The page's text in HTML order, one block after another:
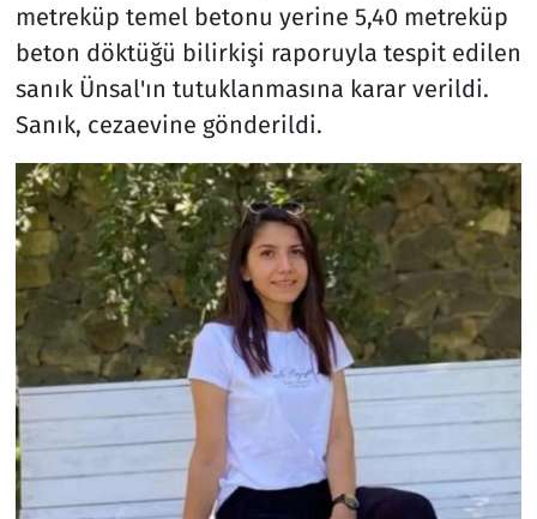
metreküp temel betonu yerine 5,40 metreküp
beton döktüğü bilirkişi raporuyla tespit edilen
sanık Ünsal'ın tutuklanmasına karar verildi.
Sanık, cezaevine gönderildi.